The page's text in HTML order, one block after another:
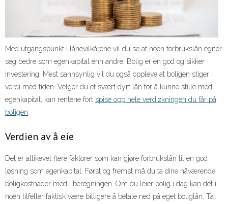
Med utgangspunkt i lånevilkårene vil du se at noen forbrukslån egner
seg bedre som egenkapital enn andre. Bolig er en god og sikker
investering. Mest sannsynlig vil du også oppleve at boligen stiger i
verdi med tiden. Velger du et svært dyrt lån for å kunne stille med
egenkapital, kan rentene fort spise opp hele verdiøkningen du får på
boligen
Verdien av å eie
Det er allikevel flere faktorer som kan gjøre forbrukslån til en god
løsning som egenkapital. Først og fremst må du ta dine nåværende
boligkostnader med i beregningen. Om du leier bolig i dag kan det i
noen tilfeller faktisk være billigere å betale ned på eget boliglån. Ta